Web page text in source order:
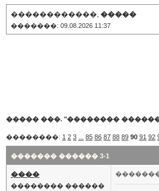
������������, �����
�������: 09.08.2026 11:37
����� ���. "��������
��������: 1 2 3 85 86 87 88 89 90 91 92
������� ������ 3-1
����
�������� ������
��������: